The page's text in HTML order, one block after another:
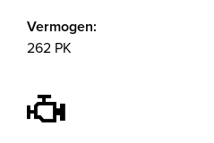
Vermogen:
262 PK